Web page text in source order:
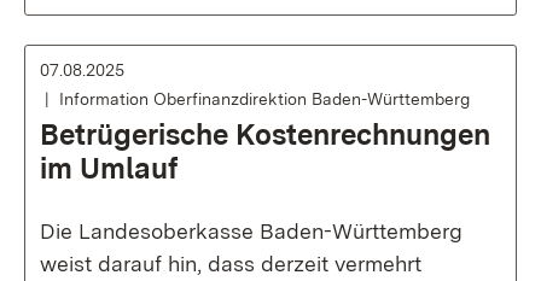
07.08.2025
Information Oberfinanzdirektion Baden-Württemberg
Betrügerische Kostenrechnungen
im Umlauf
Die Landesoberkasse Baden-Württemberg
weist darauf hin, dass derzeit vermehrt